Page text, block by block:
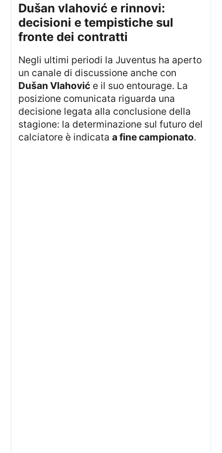
dušan vlahović e rinnovi:
decisioni e tempistiche sul
fronte dei contratti
Negli ultimi periodi la Juventus ha aperto
un canale di discussione anche con
Dušan Vlahović e il suo entourage. La
posizione comunicata riguarda una
decisione legata alla conclusione della
stagione: la determinazione sul futuro del
calciatore è indicataa fine campionato.